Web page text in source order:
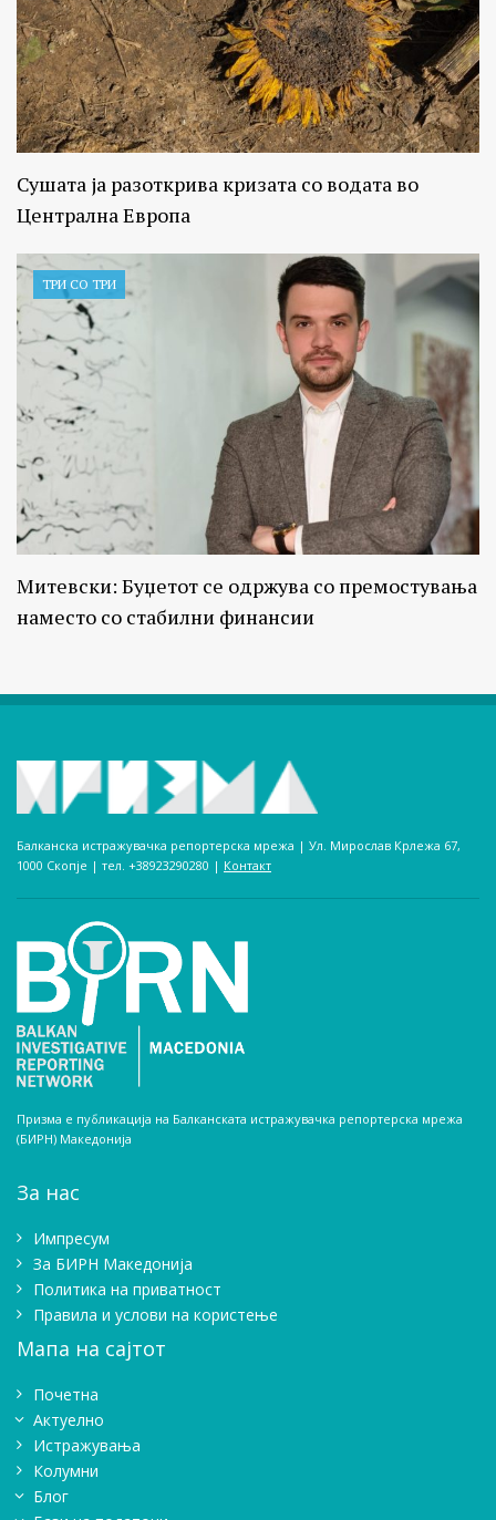
Сушата ја разоткрива кризата со водата во
Централна Европа
ТРИ СО ТРИ
Митевски: Буџетот се одржува со премостувања
наместо со стабилни финансии
Балканска истражувачка репортерска мрежа | Ул. Мирослав Крлежа 67,
1000 Скопје | тел. +38923290280­ | Контакт
Призма е публикација на Балканската истражувачка репортерска мрежа
(БИРН) Македонија
За нас
Импресум
Зa БИРН Македонија
Политика на приватност
Правила и услови на користење
Мапа на сајтот
Почетна
Актуелно
Истражувањa
Колумни
Блог